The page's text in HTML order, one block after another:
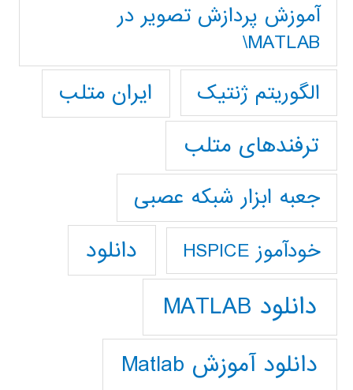
آموزش پردازش تصوير در
MATLAB\
الگوریتم ژنتیک
ایران متلب
ترفندهای متلب
جعبه ابزار شبکه عصبی
خودآموز HSPICE دانلود
دانلود MATLAB
دانلود آموزش Matlab